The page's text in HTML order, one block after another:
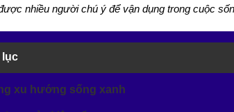
nhiều người chú ý để vận dụng trong cuộc
lục
xu hướng sống xanh